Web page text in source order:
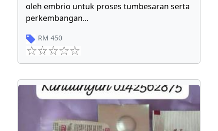
oleh embrio untuk proses tumbesaran serta
perkembangan...
RM 450